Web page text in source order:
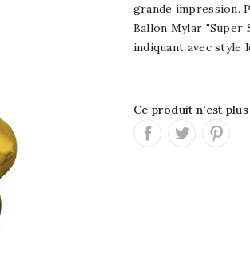
grande impression.
Ballon Mylar "Super
indiquant avec style
Ce produit n'est